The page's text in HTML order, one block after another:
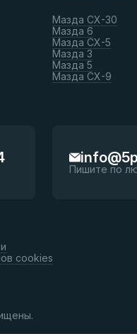
Мазда СХ-30
Мазда 6
Мазда СХ-5
Мазда 3
Мазда 5
Мазда СХ-9
Пишите по
cookies